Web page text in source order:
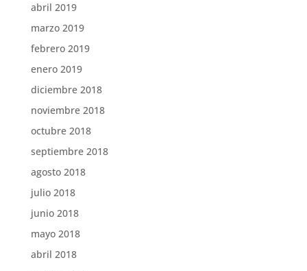
abril 2019
marzo 2019
febrero 2019
enero 2019
diciembre 2018
noviembre 2018
octubre 2018
septiembre 2018
agosto 2018
julio 2018
junio 2018
mayo 2018
abril 2018